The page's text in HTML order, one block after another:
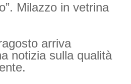
Milazzo in vetrina
arriva
notizia sulla qualità